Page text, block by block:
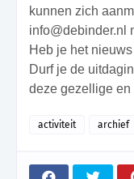
kunnen zich
info@debinder.nl
Heb je het
Durf je de
deze gezellige
activiteit archief